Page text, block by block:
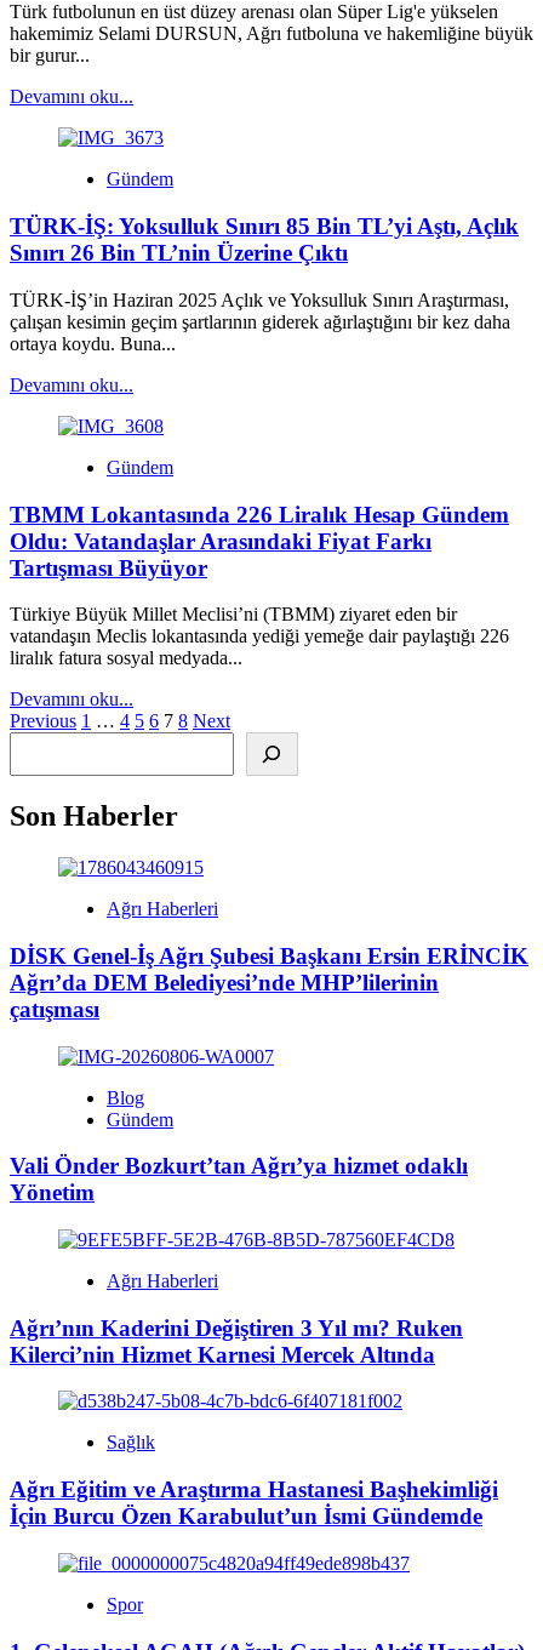
Sert
Açıklama
Türk futbolunun en üst düzey arenası olan Süper Lig'e yükselen
hakemimiz Selami DURSUN, Ağrı futboluna ve hakemliğine büyük
bir gurur...
Devamını oku...
about
Süper
Hakemlik
Başarısı:
Selami
Dursun,
En
Üst
Klasmanda
Almaya
Hak
Gündem
TÜRK-İŞ: Yoksulluk Sınırı 85 Bin TL’yi Aştı, Açlık
Sınırı 26 Bin TL’nin Üzerine Çıktı
TÜRK-İŞ’in Haziran 2025 Açlık ve Yoksulluk Sınırı Araştırması,
çalışan kesimin geçim şartlarının giderek ağırlaştığını bir kez daha
ortaya koydu. Buna...
Devamını oku...
about
İŞ:
Sınırı
85
Bin
TL’yi
Açlık
Sınırı
26
TL’nin
Üzerine
Gündem
TBMM Lokantasında 226 Liralık Hesap Gündem
Oldu: Vatandaşlar Arasındaki Fiyat Farkı
Tartışması Büyüyor
Türkiye Büyük Millet Meclisi’ni (TBMM) ziyaret eden bir
vatandaşın Meclis lokantasında yediği yemeğe dair paylaştığı 226
liralık fatura sosyal medyada...
Devamını oku...
more
226
Liralık
Gündem
Vatandaşlar
Fiyat
Farkı
Yazı
Previous 1 … 4 5 6 7 8 Next
Son Haberler
Ağrı Haberleri
DİSK Genel-İş Ağrı Şubesi Başkanı Ersin ERİNCİK
Ağrı’da DEM Belediyesi’nde MHP’lilerinin
çatışması
Blog
Gündem
Vali Önder Bozkurt’tan Ağrı’ya hizmet odaklı
Yönetim
Ağrı Haberleri
Ağrı’nın Kaderini Değiştiren 3 Yıl mı? Ruken
Kilerci’nin Hizmet Karnesi Mercek Altında
Sağlık
Ağrı Eğitim ve Araştırma Hastanesi Başhekimliği
İçin Burcu Özen Karabulut’un İsmi Gündemde
Spor